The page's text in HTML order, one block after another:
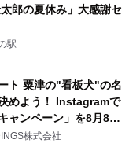
郎の夏休み」大感謝セ
駅
ト 粟津の"看板犬"の名
めよう！ Instagramで
ャンペーン」を8月8日
株式会社